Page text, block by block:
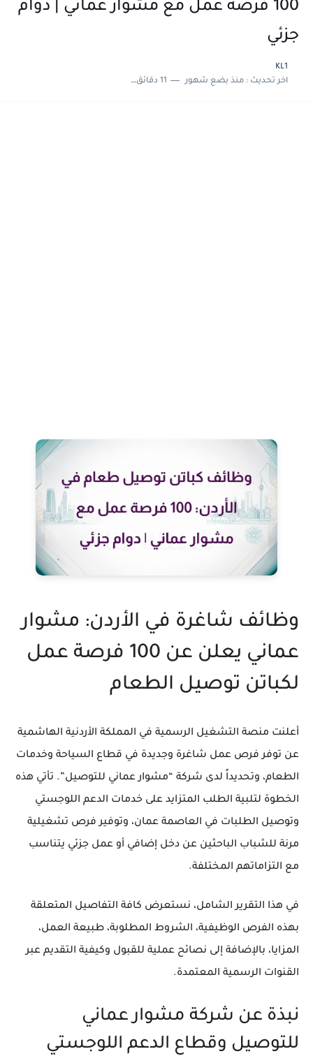
100 فرصة عمل مع مشوار عماني | دوام
جزئي
KL1
اخر تحديث :منذ بضع شهور 11 دقائق للقراءة
وظائف شاغرة في الأردن: مشوار
عماني يعلن عن 100 فرصة عمل
لكباتن توصيل الطعام
أعلنت منصة التشغيل الرسمية في المملكة الأردنية الهاشمية
عن توفر فرص عمل شاغرة وجديدة في قطاع السياحة وخدمات
الطعام، وتحديداً لدى شركة “مشوار عماني للتوصيل”. تأتي هذه
الخطوة لتلبية الطلب المتزايد على خدمات الدعم اللوجستي
وتوصيل الطلبات في العاصمة عمان، وتوفير فرص تشغيلية
مرنة للشباب الباحثين عن دخل إضافي أو عمل جزئي يتناسب
مع التزاماتهم المختلفة.
في هذا التقرير الشامل، نستعرض كافة التفاصيل المتعلقة
بهذه الفرص الوظيفية، الشروط المطلوبة، طبيعة العمل،
المزايا، بالإضافة إلى نصائح عملية للقبول وكيفية التقديم عبر
القنوات الرسمية المعتمدة.
نبذة عن شركة مشوار عماني
للتوصيل وقطاع الدعم اللوجستي